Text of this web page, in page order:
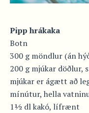
Pipp hrákaka
Botn
300 g möndlur (án
200 g mjúkar döðlur,
mjúkar er ágætt að
mínútur, hella
1½ dl kakó, lífrænt